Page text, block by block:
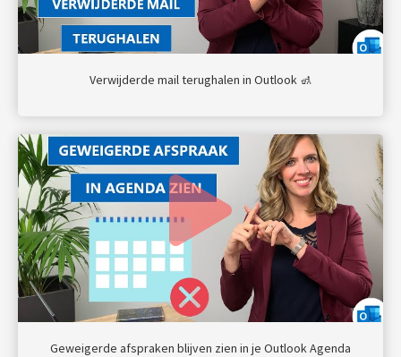
Verwijderde mail terughalen in Outlook 🚮
Geweigerde afspraken blijven zien in je Outlook Agenda